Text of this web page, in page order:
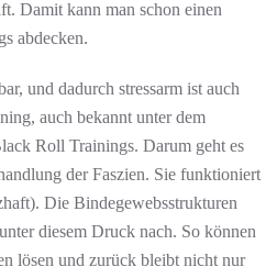
Damit kann man schon einen
abdecken.
und dadurch stressarm ist auch
auch bekannt unter dem
Roll Trainings. Darum geht es
der Faszien. Sie funktioniert
Die Bindegewebsstrukturen
diesem Druck nach. So können
lösen und zurück bleibt nicht nur